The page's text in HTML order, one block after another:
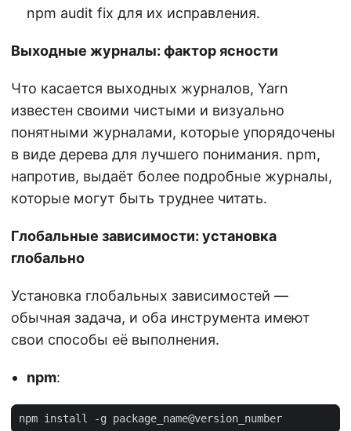
npm audit fix для их исправления.
Выходные журналы: фактор ясности
Что касается выходных журналов, Yarn
известен своими чистыми и визуально
понятными журналами, которые упорядочены
в виде дерева для лучшего понимания. npm,
напротив, выдаёт более подробные журналы,
которые могут быть труднее читать.
Глобальные зависимости: установка
глобально
Установка глобальных зависимостей —
обычная задача, и оба инструмента имеют
свои способы её выполнения.
npm: